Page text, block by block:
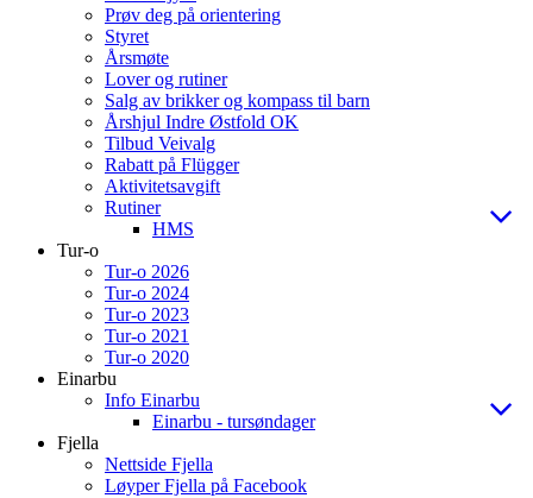
Prøv deg på orientering
Styret
Årsmøte
Lover og rutiner
Salg av brikker og kompass til barn
Årshjul Indre Østfold OK
Tilbud Veivalg
Rabatt på Flügger
Aktivitetsavgift
Rutiner
HMS
Tur-o
Tur-o 2026
Tur-o 2024
Tur-o 2023
Tur-o 2021
Tur-o 2020
Einarbu
Info Einarbu
Einarbu - tursøndager
Fjella
Nettside Fjella
Løyper Fjella på Facebook